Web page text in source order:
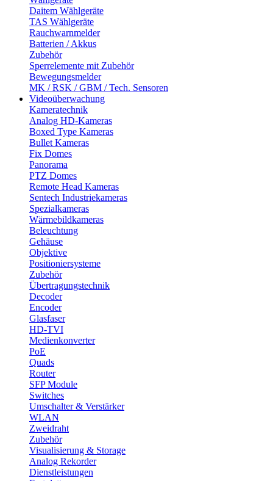
Daitem Wählgeräte
TAS Wählgeräte
Rauchwarnmelder
Batterien / Akkus
Zubehör
Sperrelemente mit Zubehör
Bewegungsmelder
MK / RSK / GBM / Tech. Sensoren
Videoüberwachung
Kameratechnik
Analog HD-Kameras
Boxed Type Kameras
Bullet Kameras
Fix Domes
Panorama
PTZ Domes
Remote Head Kameras
Sentech Industriekameras
Spezialkameras
Wärmebildkameras
Beleuchtung
Gehäuse
Objektive
Positioniersysteme
Zubehör
Übertragungstechnik
Decoder
Encoder
Glasfaser
HD-TVI
Medienkonverter
PoE
Quads
Router
SFP Module
Switches
Umschalter & Verstärker
WLAN
Zweidraht
Zubehör
Visualisierung & Storage
Analog Rekorder
Dienstleistungen